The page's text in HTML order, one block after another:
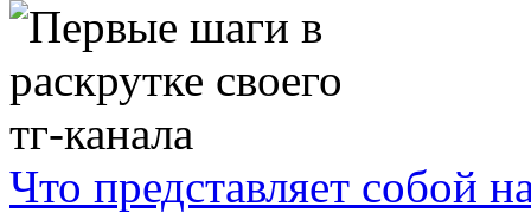
Что представляет собой